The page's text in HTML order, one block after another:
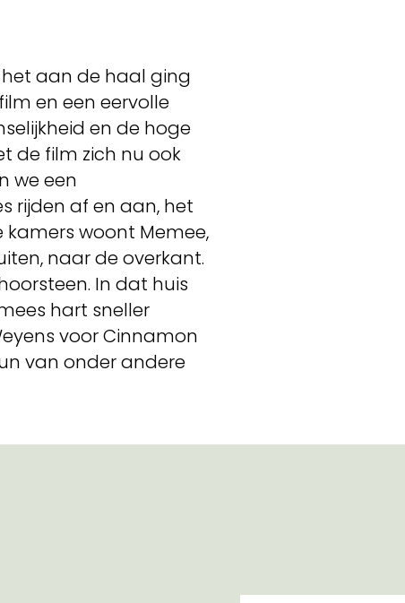
het aan de haal ging
en een eervolle
en de hoge
de film zich nu ook
we een
rijden af en aan, het
woont Memee,
naar de overkant.
In dat huis
hart sneller
voor Cinnamon
van onder andere